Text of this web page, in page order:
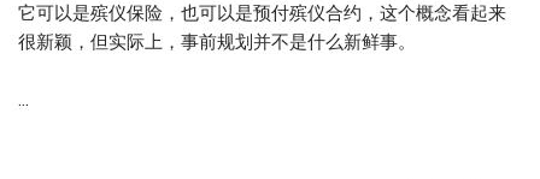
它可以是殡仪保险，也可以是预付殡仪合约，这个概念看起来
很新颖，但实际上，事前规划并不是什么新鲜事。
...